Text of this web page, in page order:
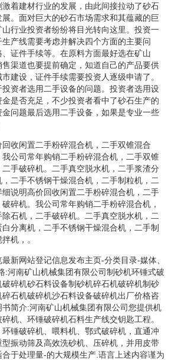
着建材行业的发展，由此间接拉动了砂石
。面对巨大的砂石市场需求和其蕴藏的巨
行业投资者纷纷将目光转向这里。投资一
产线需要考虑并解决四个方面的主要问
证件手续等。在原料方面最好选在矿山
渠道也要提前确定，知道自己的产品要供
建设，证件手续需要投资人逐级申请了。
资者选用二手设备的问题。投资者选用设
是否充足，不少投资者看中了砂石生产的
问题最后选用二手设备，如果是专业一些
收闲置二手粉碎混合机，二手双锥混合
公司常年购销二手粉碎混合机，二手双锥
手破碎机。二手真空脱水机，二手浆渣分
二手不锈钢干燥混合机，二手制粒机，二
说明高价回收闲置二手粉碎混合机，二手
碎机。我公司常年购销二手粉碎混合机，
石机，二手破碎机。二手真空脱水机，二
分离机，二手不锈钢干燥混合机，二手制
机，。
新网站登记信息发布主页-分类目录-媒体、
:河南矿山机械集团有限公司制砂机环锤式破
碎机砂石料设备制砂机碎石机破碎机制砂
石机破碎机沙石料设备破碎机出厂价格咨
简介:河南矿山机械集团有限公司您提供机
机、环锤破碎机石料生产线交钥匙工程。
锤破碎机、喂料机、鄂式破碎机，直通冲
振动筛及高效洗砂机、压碎机，并用皮带
于处理量-的大规模生产.语言上述内容谨为